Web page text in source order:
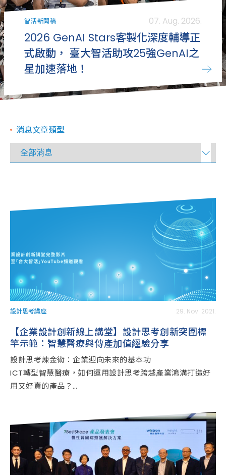
智活新聞稿 07. Aug. 2026.
2026 GenAI Stars客製化深度輔導正
式啟動， 臺大智活助攻25強GenAI之
星加速落地！
消息文章類型
設計思考講座 29. Nov. 2021.
【企業設計創新線上講堂】設計思考創新突圍標
竿示範：智慧醫療與傳產加值經驗分享
設計思考煉金術：企業迎向未來的基本功
ICT轉型智慧醫療，如何運用設計思考跨越產業鴻溝打造好
用又好賣的產品？
思考掌握新市場並建立界定新產品規格的能力？